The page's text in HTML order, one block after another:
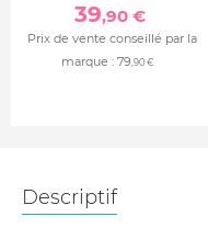
39,90 €
Prix de vente conseillé par la
marque : 79,90 €
Descriptif